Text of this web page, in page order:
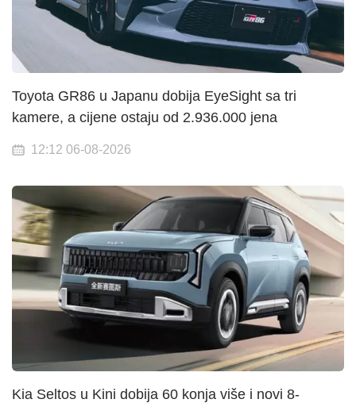
Toyota GR86 u Japanu dobija EyeSight sa tri
kamere, a cijene ostaju od 2.936.000 jena
12:12 06-08-2026
Kia Seltos u Kini dobija 60 konja više i novi 8-